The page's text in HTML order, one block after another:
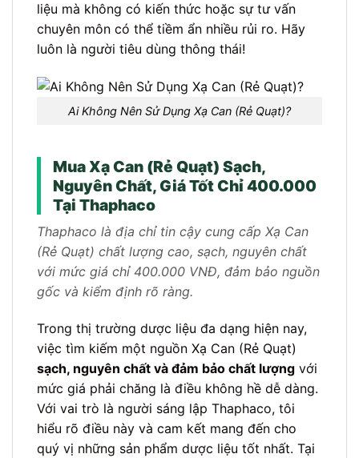
liệu mà không có kiến thức hoặc sự tư vấn
chuyên môn có thể tiềm ẩn nhiều rủi ro. Hãy
luôn là người tiêu dùng thông thái!
Ai Không Nên Sử Dụng Xạ Can (Rẻ Quạt)?
Mua Xạ Can (Rẻ Quạt) Sạch,
Nguyên Chất, Giá Tốt Chỉ 400.000
Tại Thaphaco
Thaphaco là địa chỉ tin cậy cung cấp Xạ Can
(Rẻ Quạt) chất lượng cao, sạch, nguyên chất
với mức giá chỉ 400.000 VNĐ, đảm bảo nguồn
gốc và kiểm định rõ ràng.
Trong thị trường dược liệu đa dạng hiện nay,
việc tìm kiếm một nguồn Xạ Can (Rẻ Quạt)
sạch, nguyên chất và đảm bảo chất lượng với
mức giá phải chăng là điều không hề dễ dàng.
Với vai trò là người sáng lập Thaphaco, tôi
hiểu rõ điều này và cam kết mang đến cho
quý vị những sản phẩm dược liệu tốt nhất. Tại